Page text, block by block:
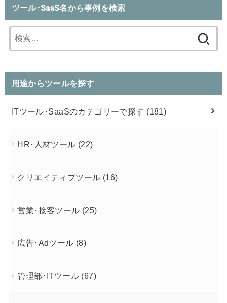
ツール･SaaS名から事例を検索
索:
用途からツールを探す
ITツール･SaaSのカテゴリーで探す (181)
HR･人材ツール (22)
クリエイティブツール (16)
営業･接客ツール (25)
広告･Adツール (8)
管理部･ITツール (67)